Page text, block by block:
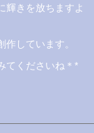
輝きを放ちますよ
しています。
てくださいね＊*